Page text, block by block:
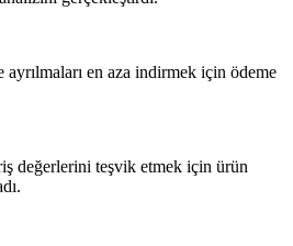
ayrılmaları en aza indirmek için ödeme
değerlerini teşvik etmek için ürün